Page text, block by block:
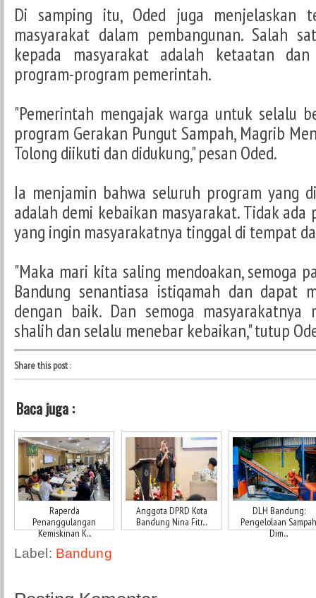
Di samping itu, Oded juga menjelaskan
masyarakat dalam pembangunan. Salah
kepada masyarakat adalah ketaatan
program-program pemerintah.
"Pemerintah mengajak warga untuk selalu
program Gerakan Pungut Sampah, Magrib
Tolong diikuti dan didukung," pesan Oded.
Ia menjamin bahwa seluruh program yang
adalah demi kebaikan masyarakat. Tidak
yang ingin masyarakatnya tinggal di tempat
"Maka mari kita saling mendoakan, semoga
Bandung senantiasa istiqamah dan dapat
dengan baik. Dan semoga masyarakatnya
shalih dan selalu menebar kebaikan," tutup
Share this post:
Baca juga :
Raperda
Penanggulangan
Kemiskinan K...
Anggota DPRD Kota
Bandung Nina Fitr...
DLH Bandung:
Pengelolaan Sampah
Dim...
Label: Bandung